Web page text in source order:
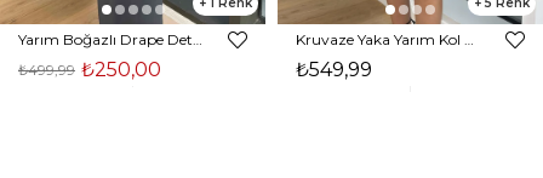
₺250,00
₺499,99 ₺549,99